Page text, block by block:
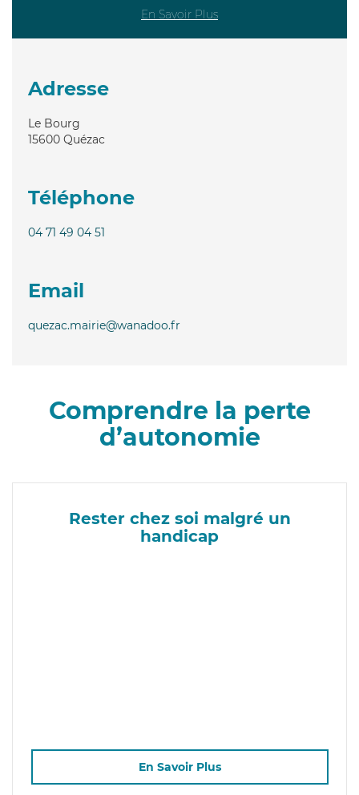
En Savoir Plus
Adresse
Le Bourg
15600 Quézac
Téléphone
04 71 49 04 51
Email
quezac.mairie@wanadoo.fr
Comprendre la perte
d’autonomie
Rester chez soi malgré un
handicap
En Savoir Plus